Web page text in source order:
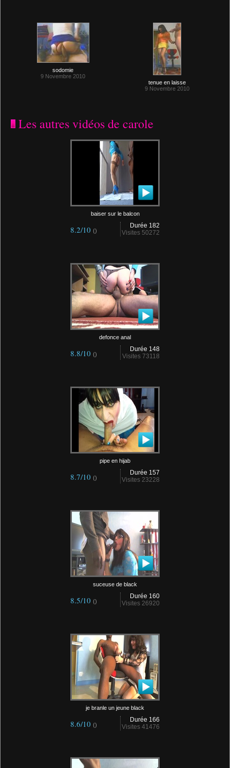
sodomie
9 Novembre 2010
tenue en laisse
9 Novembre 2010
Les autres vidéos de carole
baiser sur le balcon
Durée 182
Visites 50272
8.2/10 ()
defonce anal
Durée 148
Visites 73118
8.8/10 ()
pipe en hijab
Durée 157
Visites 23228
8.7/10 ()
suceuse de black
Durée 160
Visites 26920
8.5/10 ()
je branle un jeune black
Durée 166
Visites 41476
8.6/10 ()